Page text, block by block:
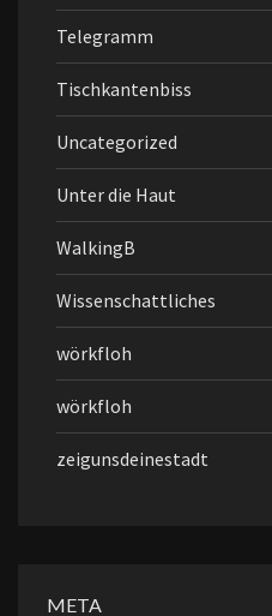
Telegramm
Tischkantenbiss
Uncategorized
Unter die Haut
WalkingB
Wissenschattliches
wörkfloh
wörkfloh
zeigunsdeinestadt
META